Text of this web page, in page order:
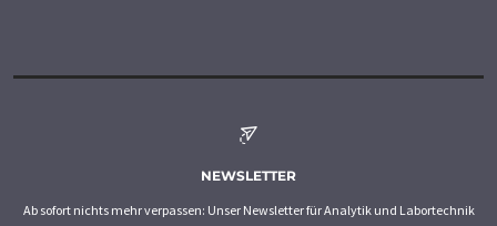
NEWSLETTER
Ab sofort nichts mehr verpassen: Unser Newsletter für Analytik und Labortechnik